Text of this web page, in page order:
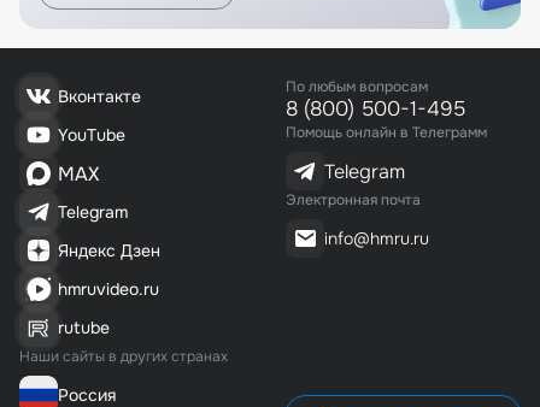
Вконтакте
YouTube
MAX
Telegram
Яндекс Дзен
hmruvideo.ru
rutube
Наши сайты в других странах
Россия
По любым вопросам
8 (800) 500-1-495
Помощь онлайн в Телеграмм
Telegram
Электронная почта
info@hmru.ru